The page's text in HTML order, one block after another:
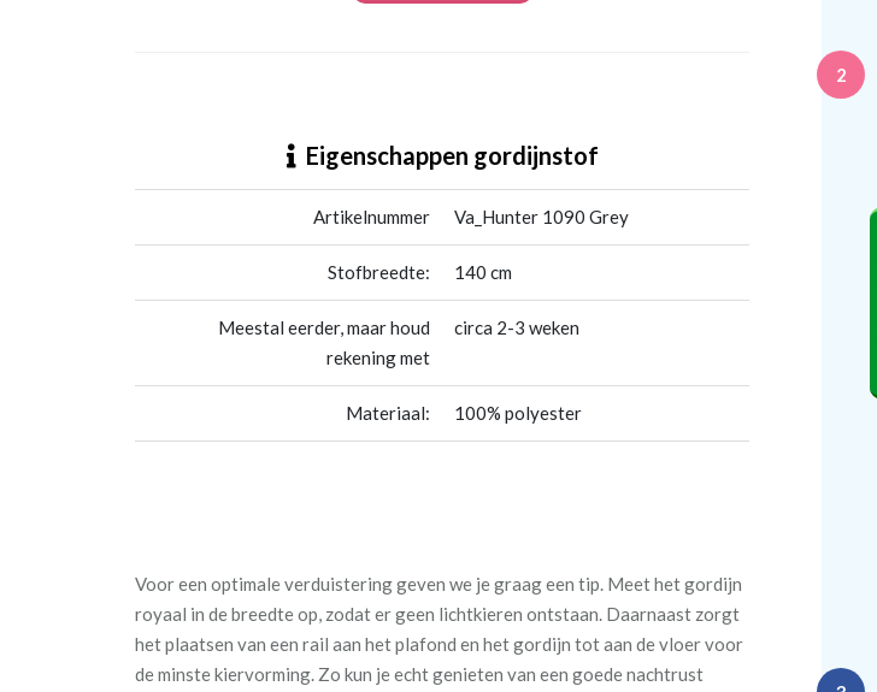
Eigenschappen gordijnstof
Artikelnummer Va_Hunter 1090 Grey
Stofbreedte: 140 cm
Meestal eerder, maar houd
rekening met
circa 2-3 weken
Materiaal: 100% polyester
Voor een optimale verduistering geven we je graag een tip. Meet het gordijn
royaal in de breedte op, zodat er geen lichtkieren ontstaan. Daarnaast zorgt
het plaatsen van een rail aan het plafond en het gordijn tot aan de vloer voor
de minste kiervorming. Zo kun je echt genieten van een goede nachtrust
2